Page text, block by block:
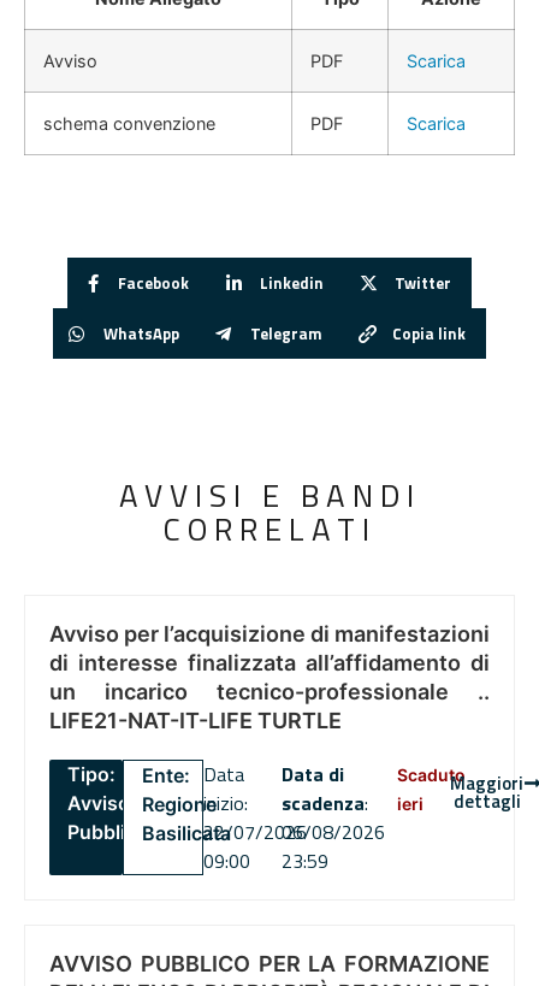
Avviso PDF Scarica
schema convenzione PDF Scarica
Facebook Linkedin Twitter
WhatsApp Telegram Copia link
AVVISI E BANDI
CORRELATI
Avviso per l’acquisizione di manifestazioni
di interesse finalizzata all’affidamento di
un incarico tecnico-professionale ..
LIFE21-NAT-IT-LIFE TURTLE
Tipo:
Avviso
Pubblico
Ente:
Regione
Basilicata
Data
inizio:
22/07/2026
09:00
Data di
scadenza:
06/08/2026
23:59
Scaduto
ieri
Maggiori
dettagli
AVVISO PUBBLICO PER LA FORMAZIONE